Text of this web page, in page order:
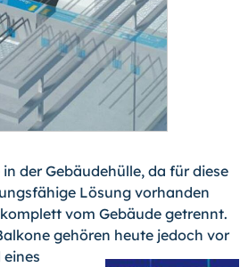
der Gebäudehülle, da für diese
Lösung vorhanden
vom Gebäude getrennt.
gehören heute jedoch vor